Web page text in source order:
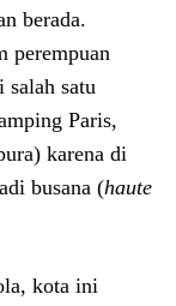
berada.
perempuan
salah satu
Paris,
karena di
busana (haute
kota ini